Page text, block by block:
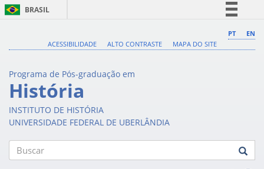
BRASIL
Comunica BR
PT
EN
ACESSIBILIDADE
ALTO CONTRASTE MAPA DO SITE
Programa de Pós-graduação em
História
INSTITUTO DE HISTÓRIA
UNIVERSIDADE FEDERAL DE UBERLÂNDIA